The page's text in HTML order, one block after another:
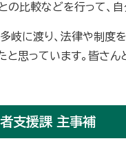
の比較などを行って、
岐に渡り、法律や制
と思っています。皆さ
支援課 主事補